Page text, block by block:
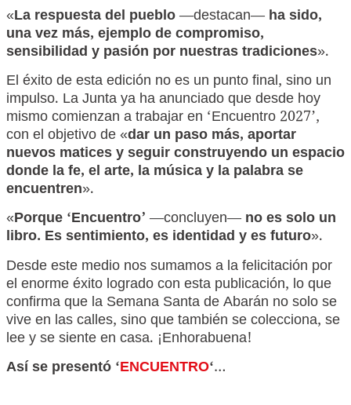
«La respuesta del pueblo—destacan— ha sido,
una vez más, ejemplo de compromiso,
sensibilidad y pasión por nuestras tradiciones».
El éxito de esta edición no es un punto final, sino un
impulso. La Junta ya ha anunciado que desde hoy
mismo comienzan a trabajar en ‘Encuentro 2027’,
con el objetivo de «dar un paso más, aportar
nuevos matices y seguir construyendo un espacio
donde la fe, el arte, la música y la palabra se
encuentren».
«Porque ‘Encuentro’ —concluyen— no es solo un
libro. Es sentimiento, es identidad y es futuro».
Desde este medio nos sumamos a la felicitación por
el enorme éxito logrado con esta publicación, lo que
confirma que la Semana Santa de Abarán no solo se
vive en las calles, sino que también se colecciona, se
lee y se siente en casa. ¡Enhorabuena!
Así se presentó ‘ENCUENTRO‘…